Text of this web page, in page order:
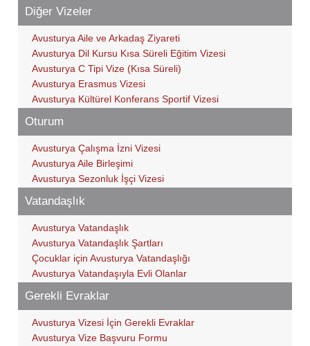
Diğer Vizeler
Avusturya Aile ve Arkadaş Ziyareti
Avusturya Dil Kursu Kısa Süreli Eğitim Vizesi
Avusturya C Tipi Vize (Kısa Süreli)
Avusturya Erasmus Vizesi
Avusturya Kültürel Konferans Sportif Vizesi
Oturum
Avusturya Çalışma İzni Vizesi
Avusturya Aile Birleşimi
Avusturya Sezonluk İşçi Vizesi
Vatandaşlık
Avusturya Vatandaşlık
Avusturya Vatandaşlık Şartları
Çocuklar için Avusturya Vatandaşlığı
Avusturya Vatandaşıyla Evli Olanlar
Gerekli Evraklar
Avusturya Vizesi İçin Gerekli Evraklar
Avusturya Vize Başvuru Formu